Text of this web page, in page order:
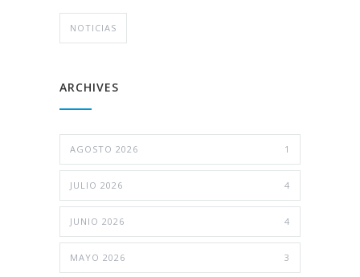
NOTICIAS
ARCHIVES
AGOSTO 2026 1
JULIO 2026 4
JUNIO 2026 4
MAYO 2026 3